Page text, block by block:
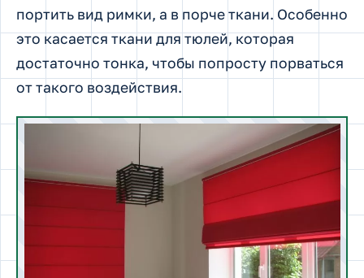
портить вид римки, а в порче ткани. Особенно
это касается ткани для тюлей, которая
достаточно тонка, чтобы попросту порваться
от такого воздействия.